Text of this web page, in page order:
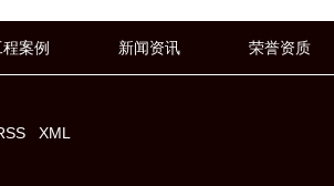
程案例 新闻资讯 荣誉资质
XML